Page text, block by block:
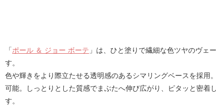
「ポール ＆ ジョー ボーテ 」は、ひと塗りで繊細な色ツヤのヴェ
す。
色や輝きをより際立たせる透明感のあるシマリングベースを採
可能。しっとりとした質感でまぶたへ伸び広がり、ピタッと密
す。